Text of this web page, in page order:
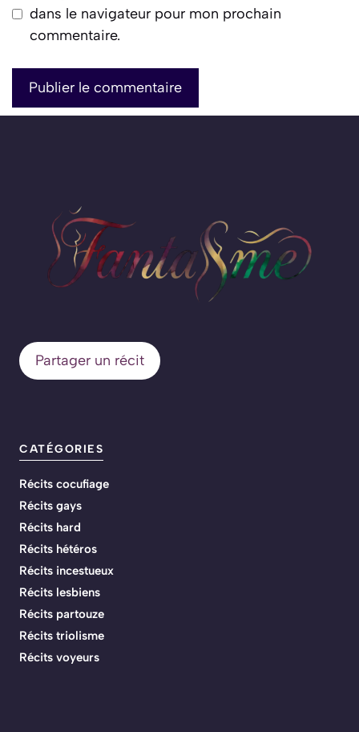
dans le navigateur pour mon prochain
commentaire.
Partager un récit
CATÉGORIES
Récits cocufiage
Récits gays
Récits hard
Récits hétéros
Récits incestueux
Récits lesbiens
Récits partouze
Récits triolisme
Récits voyeurs